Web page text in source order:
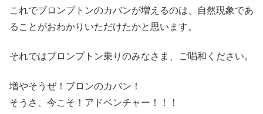
これでブロンプトンのカバンが増えるのは、自然現象であ
ることがおわかりいただけたかと思います。
それではブロンプトン乗りのみなさま、ご唱和ください。
増やそうぜ！ブロンのカバン！
そうさ、今こそ！アドベンチャー！！！